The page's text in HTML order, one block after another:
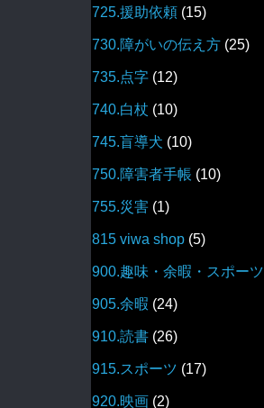
725.援助依頼 (15)
730.障がいの伝え方 (25)
735.点字 (12)
740.白杖 (10)
745.盲導犬 (10)
750.障害者手帳 (10)
755.災害 (1)
815 viwa shop (5)
900.趣味・余暇・スポーツ
905.余暇 (24)
910.読書 (26)
915.スポーツ (17)
920.映画 (2)